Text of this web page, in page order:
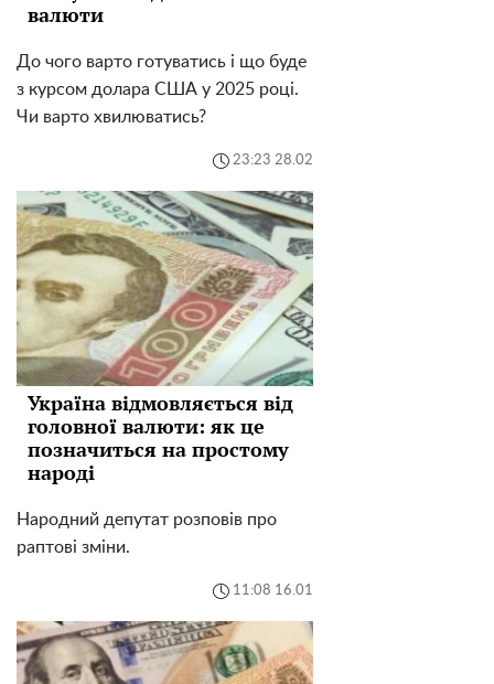
валюти
До чого варто готуватись і що буде
з курсом долара США у 2025 році.
Чи варто хвилюватись?
23:23 28.02
Україна відмовляється від
головної валюти: як це
позначиться на простому
народі
Народний депутат розповів про
раптові зміни.
11:08 16.01